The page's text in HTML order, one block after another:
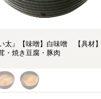
太』【味噌】白味噌 【具材
・焼き豆腐・豚肉